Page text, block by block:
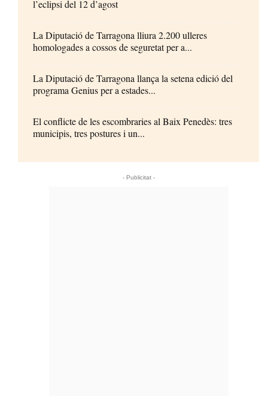
l’eclipsi del 12 d’agost
La Diputació de Tarragona lliura 2.200 ulleres
homologades a cossos de seguretat per a...
La Diputació de Tarragona llança la setena edició del
programa Genius per a estades...
El conflicte de les escombraries al Baix Penedès: tres
municipis, tres postures i un...
- Publicitat -